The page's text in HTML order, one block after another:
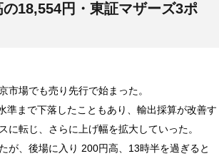
18,554円・東証マザーズ3ポ
市場でも売り先行で始まった。
準まで下落したこともあり、輸出採算が改善す
転じ、さらに上げ幅を拡大していった。
が、後場に入り 200円高、13時半を過ぎると